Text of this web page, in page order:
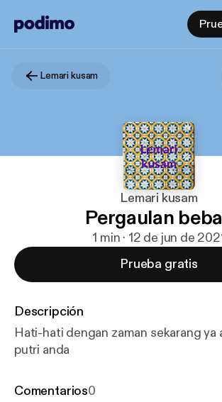
Lemari kusam
Lemari kusam
Pergaulan
1 min · 12 de jun de
Prueba gratis
Descripción
Hati-hati dengan zaman sekarang ya
putri anda
Comentarios0